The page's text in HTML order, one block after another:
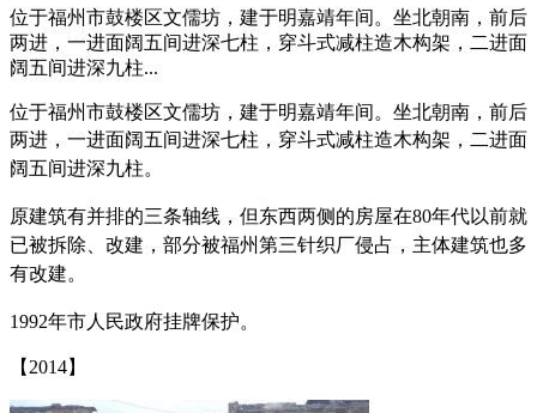
位于福州市鼓楼区文儒坊，建于明嘉靖年间。坐北朝南，前后
两进，一进面阔五间进深七柱，穿斗式减柱造木构架，二进面
阔五间进深九柱...
位于福州市鼓楼区文儒坊，建于明嘉靖年间。坐北朝南，前后
两进，一进面阔五间进深七柱， 穿斗式减柱造木构架， 二进面
阔五间进深九柱。
原建筑有并排的三条轴线，但东西两侧的房屋在80年代以前就
已被拆除、改建，部分被福州第三针织厂侵占，主体建筑也多
有改建。
1992年市人民政府挂牌保护。
【2014】